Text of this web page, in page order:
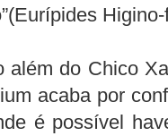
além do Chico
acaba por
é possível